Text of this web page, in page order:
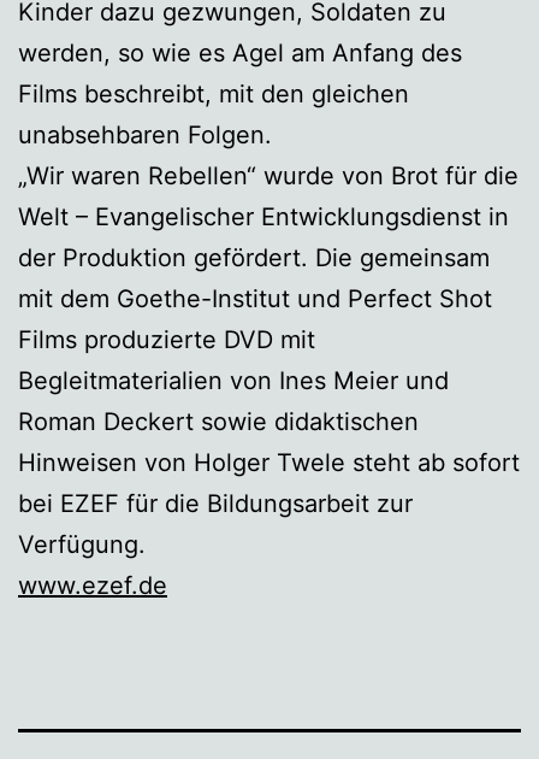
Kinder dazu gezwungen, Soldaten zu
werden, so wie es Agel am Anfang des
Films beschreibt, mit den gleichen
unabsehbaren Folgen.
„Wir waren Rebellen“ wurde von Brot für die
Welt – Evangelischer Entwicklungsdienst in
der Produktion gefördert. Die gemeinsam
mit dem Goethe-Institut und Perfect Shot
Films produzierte DVD mit
Begleitmaterialien von Ines Meier und
Roman Deckert sowie didaktischen
Hinweisen von Holger Twele steht ab sofort
bei EZEF für die Bildungsarbeit zur
Verfügung.
www.ezef.de